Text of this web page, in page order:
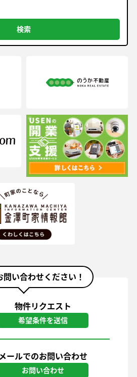
問い合わせください！
物件リクエスト
希望条件を送信
ールでのお問い合わせ
お問い合わせ